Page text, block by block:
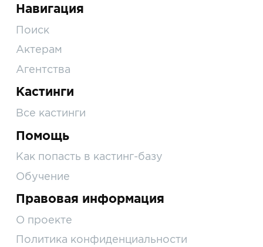
Навигация
Поиск
Актерам
Агентства
Кастинги
Все кастинги
Помощь
Как попасть в кастинг-базу
Обучение
Правовая информация
О проекте
Политика конфиденциальности